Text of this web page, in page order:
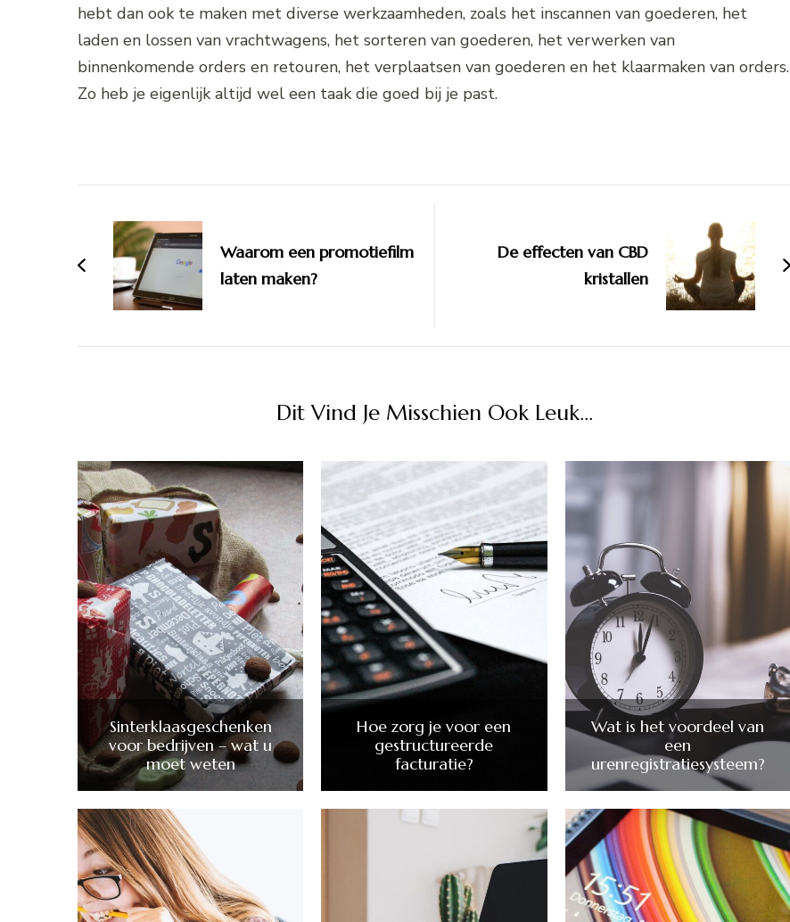
hebt dan ook te maken met diverse werkzaamheden, zoals het inscannen van goederen, het
laden en lossen van vrachtwagens, het sorteren van goederen, het verwerken van
binnenkomende orders en retouren, het verplaatsen van goederen en het klaarmaken van orders.
Zo heb je eigenlijk altijd wel een taak die goed bij je past.
navigatie
Waarom een promotiefilm
laten maken?
De effecten van CBD
kristallen
Dit Vind Je Misschien Ook Leuk...
Sinterklaasgeschenken
voor bedrijven – wat u
moet weten
Hoe zorg je voor een
gestructureerde
facturatie?
Wat is het voordeel van
een
urenregistratiesysteem?